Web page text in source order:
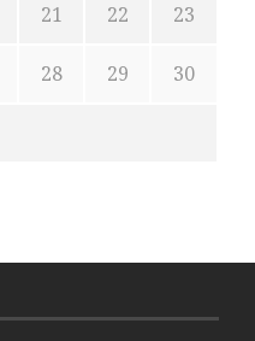
21 22 23
28 29 30